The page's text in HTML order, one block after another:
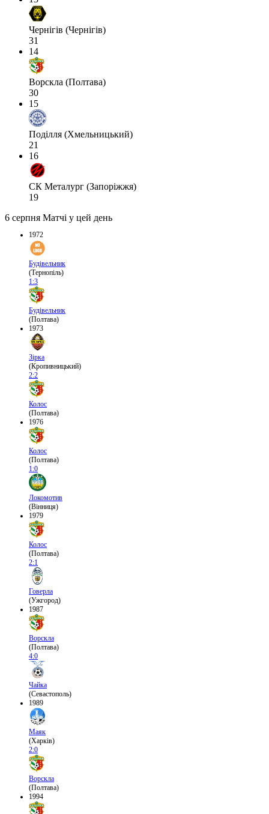
Чернігів (Чернігів)
31
14
Ворскла (Полтава)
30
15
Поділля (Хмельницький)
21
16
СК Металург (Запоріжжя)
19
6 серпня Матчі у цей день
1972
Будівельник
(Тернопіль)
1:3
Будівельник
(Полтава)
1973
Зірка
(Кропивницький)
2:2
Колос
(Полтава)
1976
Колос
(Полтава)
1:0
Локомотив
(Вінниця)
1979
Колос
(Полтава)
2:1
Говерла
(Ужгород)
1987
Ворскла
(Полтава)
4:0
Чайка
(Севастополь)
1989
Маяк
(Харків)
2:0
Ворскла
(Полтава)
1994